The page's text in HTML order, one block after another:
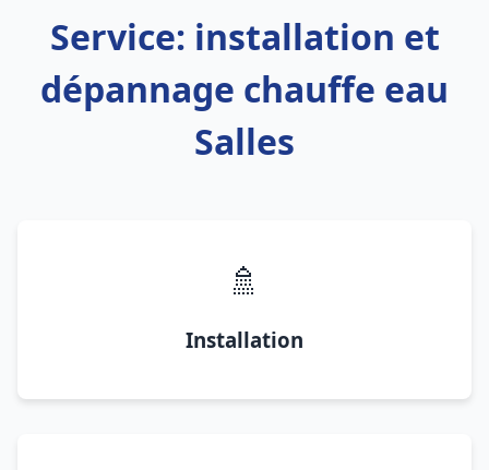
Service: installation et
dépannage chauffe eau
Salles
🚿
Installation